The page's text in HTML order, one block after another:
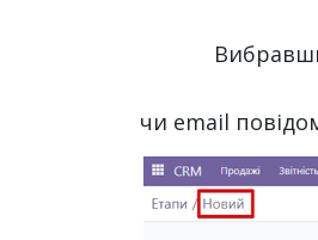
чи email